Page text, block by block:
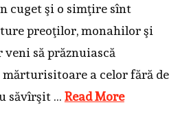
cuget şi o simţire sînt
preoţilor, monahilor şi
să prăznuiască
a celor fără de
săvîrşit … Read More